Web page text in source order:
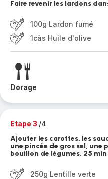
Faire revenir les lardons
100g Lardon fumé
1càs Huile d'olive
Dorage
Etape 3 /4
Ajouter les carottes, les
une pincée de gros sel, une
bouillon de légumes. 25
250g Lentille verte